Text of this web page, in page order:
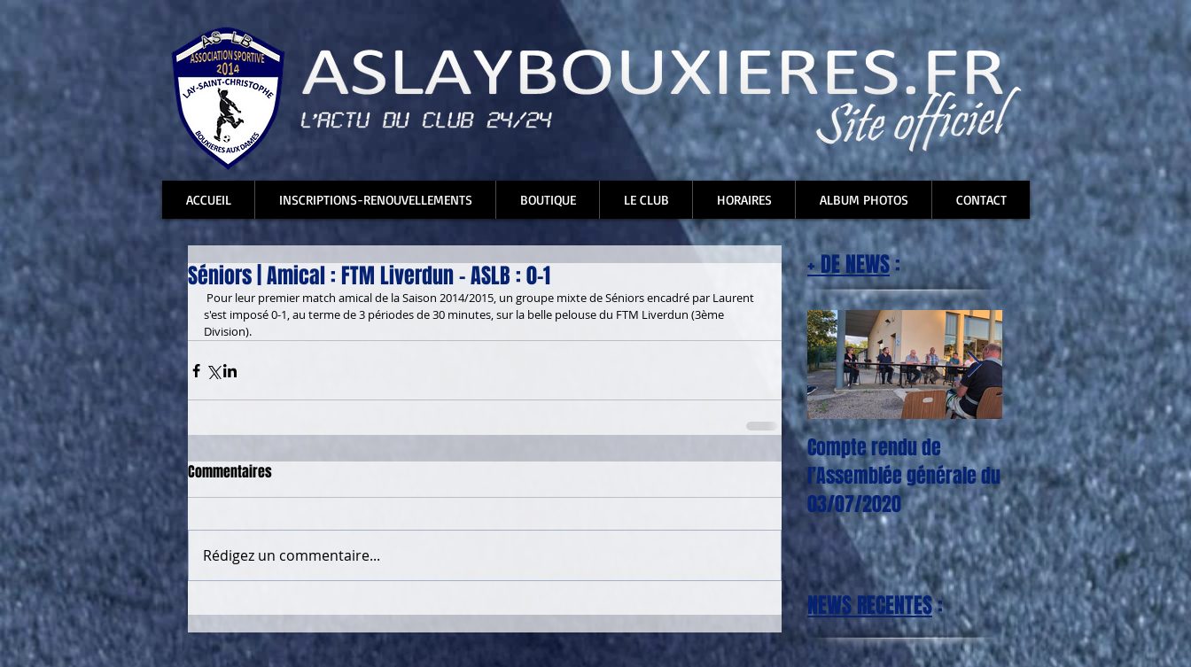
ACCUEIL INSCRIPTIONS-RENOUVELLEMENTS BOUTIQUE LE CLUB HORAIRES ALBUM PHOTOS CONTACT
Séniors | Amical : FTM Liverdun - ASLB : 0-1
s'est imposé 0-1, au terme de 3 périodes de 30 minutes, sur la belle pelouse du FTM Liverdun (3ème
Division).
Commentaires
Rédigez un commentaire...
NEWS RECENTES:
Compte rendu de
l’Assemblée générale du
03/07/2020
CORONAVIRUS : Plus
aucun entraînement,
match, tournoi jusqu'à
nouvel ordre
+ DE NEWS: